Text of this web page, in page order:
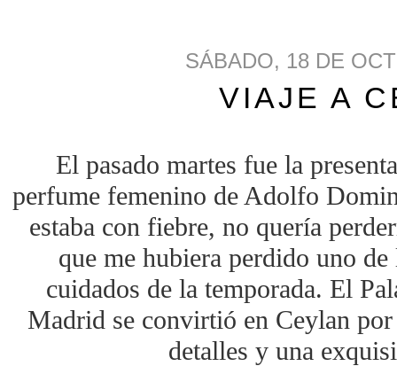
SÁBADO, 18 DE
VIAJE A
El pasado martes fue la
perfume femenino de Adolfo
estaba con fiebre, no quería
que me hubiera perdido uno
cuidados de la temporada. El
Madrid se convirtió en Ceylan
detalles y una